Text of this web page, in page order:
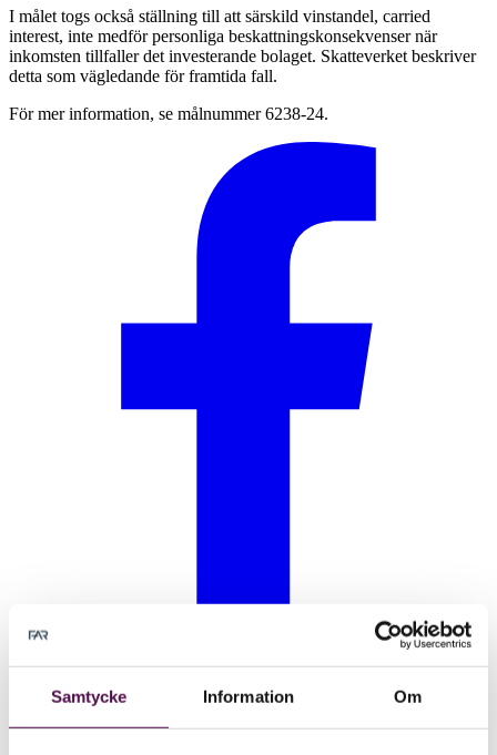
Samtycke Information Om
I målet togs också ställning till att särskild vinstandel, carried
interest, inte medför personliga beskattningskonsekvenser när
inkomsten tillfaller det investerande bolaget. Skatteverket beskriver
detta som vägledande för framtida fall.
För mer information, se målnummer 6238-24.